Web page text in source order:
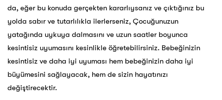
da, eğer bu konuda gerçekten kararlıysanız ve çıktığınız bu
yolda sabır ve tutarlılıkla ilerlerseniz, Çocuğunuzun
yatağında uykuya dalmasını ve uzun saatler boyunca
kesintisiz uyumasını kesinlikle öğretebilirsiniz. Bebeğinizin
kesintisiz ve daha iyi uyuması hem bebeğinizin daha iyi
büyümesini sağlayacak, hem de sizin hayatınızı
değiştirecektir.